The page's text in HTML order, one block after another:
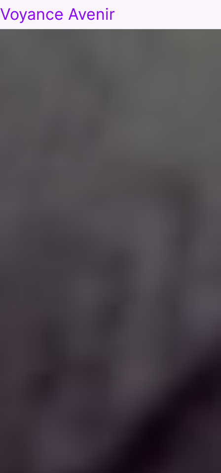
Voyance Avenir